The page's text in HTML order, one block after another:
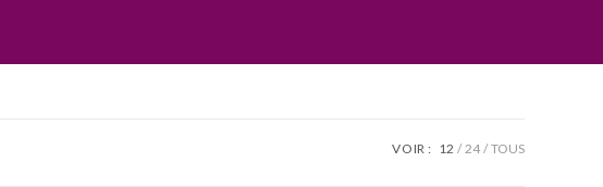
VOIR : 12 24 TOUS